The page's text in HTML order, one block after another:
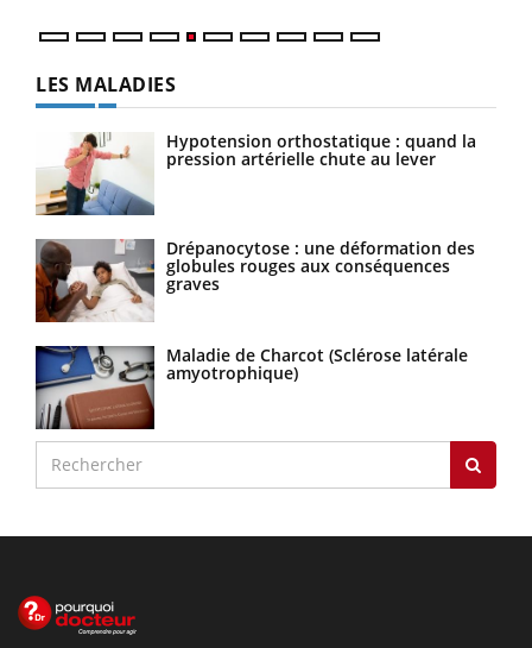
LES MALADIES
Hypotension orthostatique : quand la
pression artérielle chute au lever
Drépanocytose : une déformation des
globules rouges aux conséquences
graves
Maladie de Charcot (Sclérose latérale
amyotrophique)